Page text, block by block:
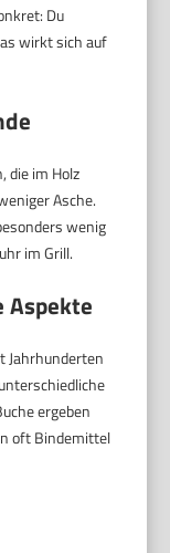
Du
wirkt sich auf
die im Holz
Asche.
wenig
im Grill.
Aspekte
Jahrhunderten
ergeben
oft Bindemittel